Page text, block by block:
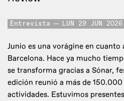
Entrevista LUN 29 JUN 2026
Junio es una vorágine en
Barcelona. Hace ya mucho
se transforma gracias a Sónar,
edición reunió a más de
actividades. Estuvimos